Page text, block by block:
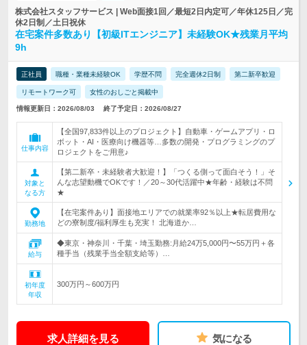
株式会社スタッフサービス | Web面接1回／最短2日内定可／年休125日／完
休2日制／土日祝休
在宅案件多数あり【初級ITエンジニア】未経験OK★残業月平均
9h
正社員 職種・業種未経験OK 学歴不問 完全週休2日制 第二新卒歓迎
リモートワーク可 女性のおしごと掲載中
情報更新日：2026/08/03 終了予定日：2026/08/27
仕事内容
【全国97,833件以上のプロジェクト】自動車・ゲームアプリ・ロ
ボット・AI・医療向け機器等…多数の開発・プログラミングのプ
ロジェクトをご用意♪
対象と
なる方
【第二新卒・未経験者大歓迎！】「つくる側って面白そう！」そ
んな志望動機でOKです！／20～30代活躍中★年齢・経験は不問
★
勤務地
【在宅案件あり】面接地エリアでの就業率92％以上★転居費用な
どの寮制度/福利厚生も充実！ 北海道か…
給与
◆東京・神奈川・千葉・埼玉勤務:月給24万5,000円〜55万円＋各
種手当（残業手当全額支給等）…
初年度
年収
300万円～600万円
求人詳細を見る 気になる